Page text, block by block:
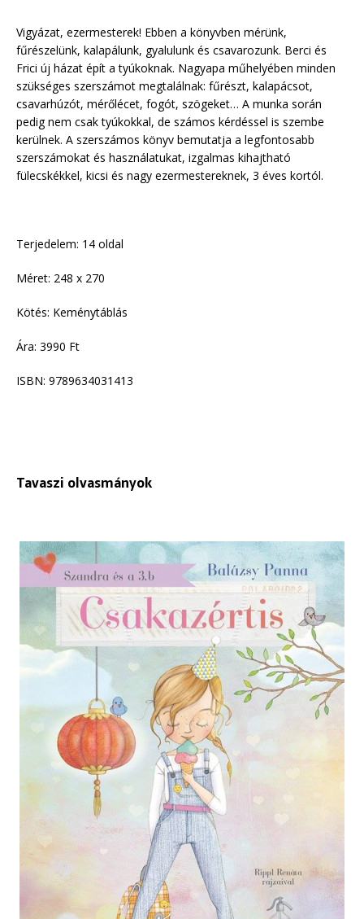
Vigyázat, ezermesterek! Ebben a könyvben mérünk,
fűrészelünk, kalapálunk, gyalulunk és csavarozunk. Berci és
Frici új házat épít a tyúkoknak. Nagyapa műhelyében minden
szükséges szerszámot megtalálnak: fűrészt, kalapácsot,
csavarhúzót, mérőlécet, fogót, szögeket… A munka során
pedig nem csak tyúkokkal, de számos kérdéssel is szembe
kerülnek. A szerszámos könyv bemutatja a legfontosabb
szerszámokat és használatukat, izgalmas kihajtható
fülecskékkel, kicsi és nagy ezermestereknek, 3 éves kortól.
Terjedelem: 14 oldal
Méret: 248 x 270
Kötés: Keménytáblás
Ára: 3990 Ft
ISBN: 9789634031413
Tavaszi olvasmányok